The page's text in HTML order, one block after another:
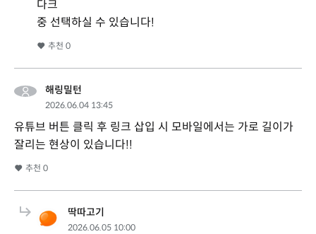
다크
중 선택하실 수 있습니다!
추천 0
해링밀턴
2026.06.04 13:45
유튜브 버튼 클릭 후 링크 삽입 시 모바일에서는 가로 길이가
잘리는 현상이 있습니다!!
추천 0
딱따고기
2026.06.05 10:00